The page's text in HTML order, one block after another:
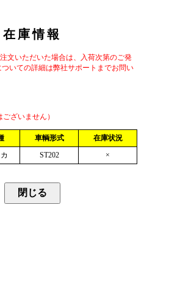
在庫情報
文いただいた場合は、入荷次第のご発
いての詳細は弊社サポートまでお問い
ざいません）
車輌形式
在庫状況
ST202 ×